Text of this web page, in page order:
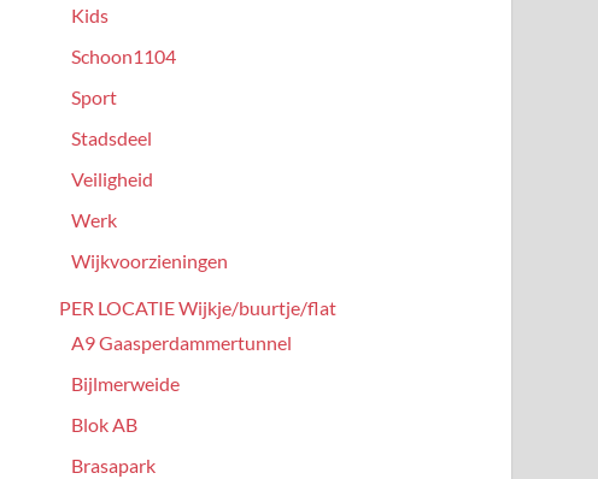
Kids
Schoon1104
Sport
Stadsdeel
Veiligheid
Werk
Wijkvoorzieningen
PER LOCATIE Wijkje/buurtje/flat
A9 Gaasperdammertunnel
Bijlmerweide
Blok AB
Brasapark